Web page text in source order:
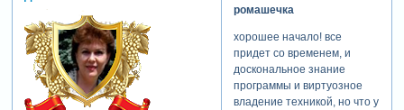
ромашечка
хорошее начало! все
придет со временем, и
доскональное знание
программы и виртуозное
владение техникой, но что у